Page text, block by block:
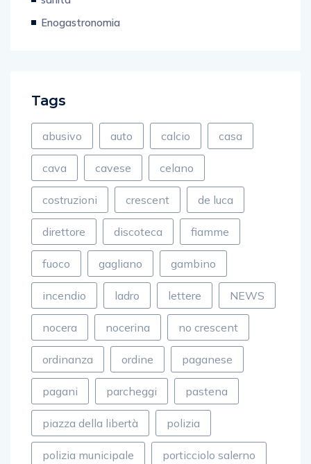
Enogastronomia
abusivo auto calcio casa
cava cavese celano
costruzioni crescent de luca
direttore discoteca fiamme
fuoco gagliano gambino
incendio ladro lettere NEWS
nocera nocerina no crescent
ordinanza ordine paganese
pagani parcheggi pastena
piazza della libertà polizia
polizia municipale porticciolo salerno